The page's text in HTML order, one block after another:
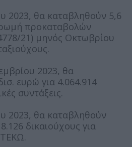
2023, θα καταβληθούν 5,6
προκαταβολών
21) μηνός Οκτωβρίου
2023, θα
ευρώ για 4.064.914
συντάξεις.
2023, θα καταβληθούν
δικαιούχους για